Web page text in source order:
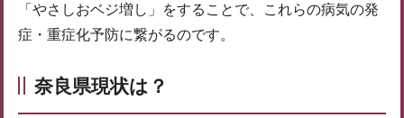
「やさしおベジ増し」をすることで、これらの病気の発
症・重症化予防に繋がるのです。
奈良県現状は？